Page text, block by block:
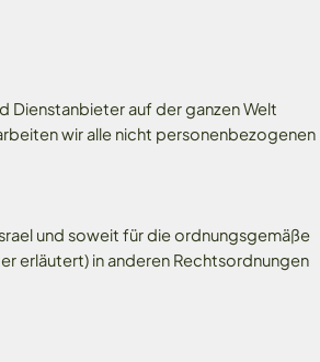
Dienstanbieter auf der ganzen Welt
wir alle nicht personenbezogenen
und soweit für die ordnungsgemäße
erläutert) in anderen Rechtsordnungen